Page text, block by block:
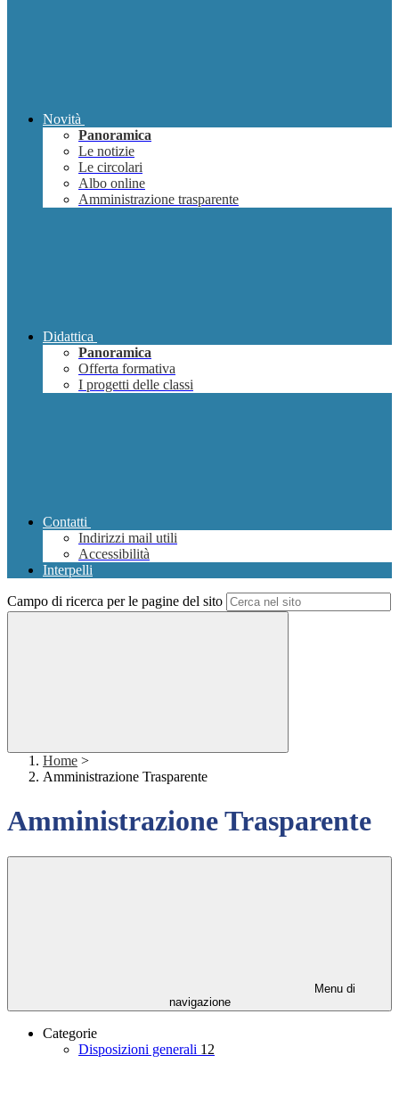
Novità
Panoramica
Le notizie
Le circolari
Albo online
Amministrazione trasparente
Didattica
Panoramica
Offerta formativa
I progetti delle classi
Contatti
Indirizzi mail utili
Accessibilità
Interpelli
Campo di ricerca per le pagine del sito
Home >
Amministrazione Trasparente
Amministrazione Trasparente
Menu di
navigazione
Categorie
Disposizioni generali 12